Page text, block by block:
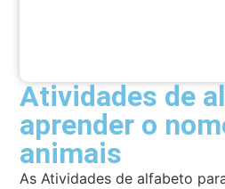
Atividades de
aprender o
animais
As Atividades de alfabeto